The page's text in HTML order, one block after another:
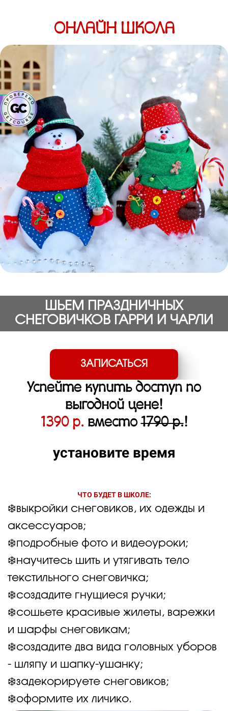
ОНЛАЙН ШКОЛА
ШЬЕМ ПРАЗДНИЧНЫХ
СНЕГОВИЧКОВ ГАРРИ И ЧАРЛИ
ЗАПИСАТЬСЯ
Успейте купить доступ по
выгодной цене!
1390 р. вместо1790 р.!
установите время
ЧТО БУДЕТ В ШКОЛЕ:
❄️выкройки снеговиков, их одежды и
аксессуаров;
❄️подробные фото и видеоуроки;
❄️научитесь шить и утягивать тело
текстильного снеговичка;
❄️создадите гнущиеся ручки;
❄️сошьете красивые жилеты, варежки
и шарфы снеговикам;
❄️создадите два вида головных уборов
- шляпу и шапку-ушанку;
❄️задекорируете снеговиков;
❄️оформите их личико.